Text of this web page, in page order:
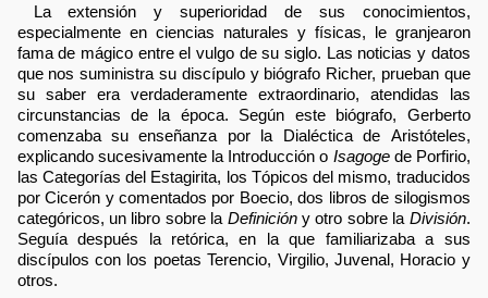
La extensión y superioridad de sus conocimientos,
especialmente en ciencias naturales y físicas, le granjearon
fama de mágico entre el vulgo de su siglo. Las noticias y datos
que nos suministra su discípulo y biógrafo Richer, prueban que
su saber era verdaderamente extraordinario, atendidas las
circunstancias de la época. Según este biógrafo, Gerberto
comenzaba su enseñanza por la Dialéctica de Aristóteles,
explicando sucesivamente la Introducción o Isagogede Porfirio,
las Categorías del Estagirita, los Tópicos del mismo, traducidos
por Cicerón y comentados por Boecio, dos libros de silogismos
categóricos, un libro sobre la Definicióny otro sobre la División.
Seguía después la retórica, en la que familiarizaba a sus
discípulos con los poetas Terencio, Virgilio, Juvenal, Horacio y
otros.